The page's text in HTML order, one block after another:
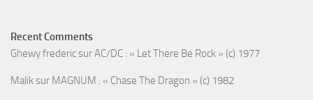
Recent Comments
Ghewy fredericsurAC/DC : « Let There Be Rock » (c) 1977
Maliksur MAGNUM : « Chase The Dragon » (c) 1982